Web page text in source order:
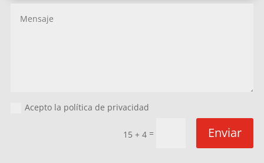
Acepto la política de privacidad
15 + 4 = Enviar